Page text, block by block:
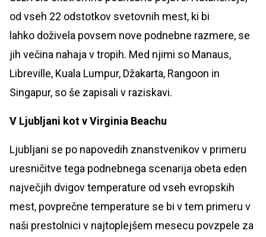
od vseh 22 odstotkov svetovnih mest, ki bi
lahko doživela povsem nove podnebne razmere, se
jih večina nahaja v tropih. Med njimi so Manaus,
Libreville, Kuala Lumpur, Džakarta, Rangoon in
Singapur, so še zapisali v raziskavi.
V Ljubljani kot v Virginia Beachu
Ljubljani se po napovedih znanstvenikov v primeru
uresničitve tega podnebnega scenarija obeta eden
največjih dvigov temperature od vseh evropskih
mest, povprečne temperature se bi v tem primeru v
naši prestolnici v najtoplejšem mesecu povzpele za